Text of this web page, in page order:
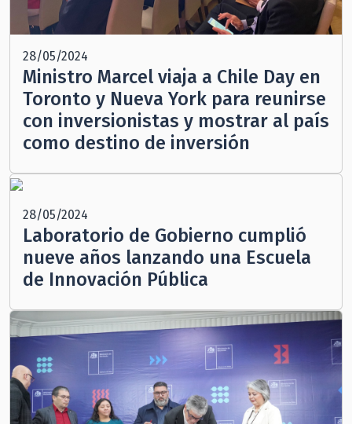
28/05/2024
Ministro Marcel viaja a Chile Day en
Toronto y Nueva York para reunirse
con inversionistas y mostrar al país
como destino de inversión
28/05/2024
Laboratorio de Gobierno cumplió
nueve años lanzando una Escuela
de Innovación Pública